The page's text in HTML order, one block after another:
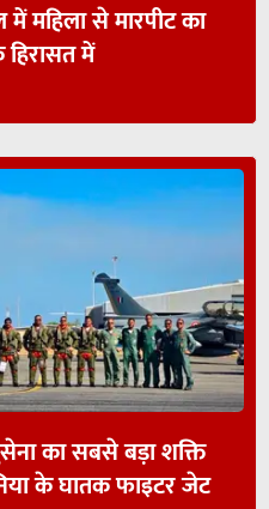
महिला से मारपीट का
में
का सबसे बड़ा शक्ति
के घातक फाइटर जेट